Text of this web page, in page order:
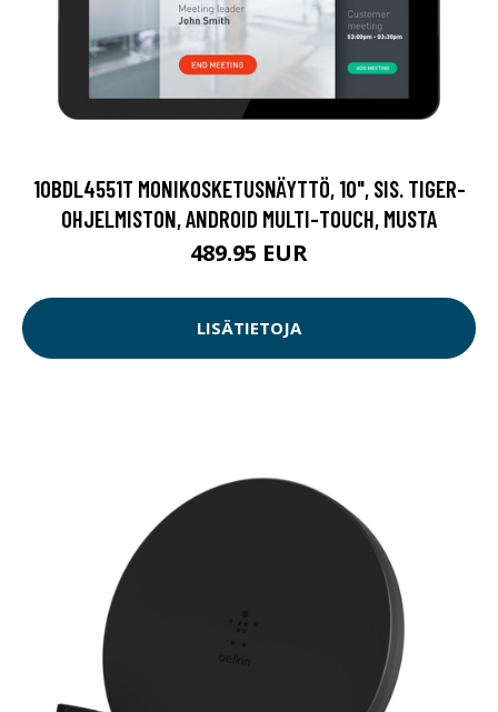
10BDL4551T MONIKOSKETUSNÄYTTÖ, 10", SIS. TIGER-
OHJELMISTON, ANDROID MULTI-TOUCH, MUSTA
489.95 EUR
LISÄTIETOJA